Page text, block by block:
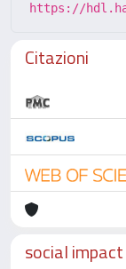
https://
Citazioni
social impact